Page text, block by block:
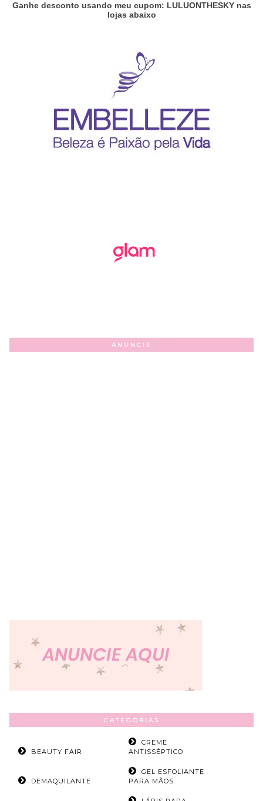
Ganhe desconto usando meu cupom: LULUONTHESKY nas
lojas abaixo
ANUNCIE
CATEGORIAS
BEAUTY FAIR
CREME
ANTISSÉPTICO
DEMAQUILANTE
GEL ESFOLIANTE
PARA MÃOS